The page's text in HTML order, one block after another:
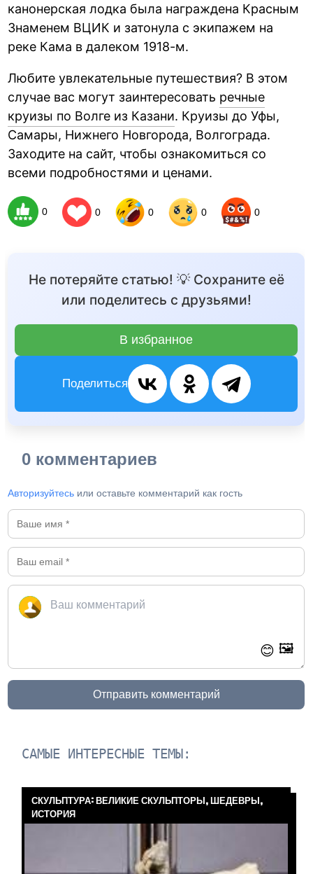
канонерская лодка была награждена Красным
Знаменем ВЦИК и затонула с экипажем на
реке Кама в далеком 1918-м.
Любите увлекательные путешествия? В этом
случае вас могут заинтересовать речные
круизы по Волге из Казани. Круизы до Уфы,
Самары, Нижнего Новгорода, Волгограда.
Заходите на сайт, чтобы ознакомиться со
всеми подробностями и ценами.
0 0 0 0 0
Не потеряйте статью! 💡 Сохраните её
или поделитесь с друзьями!
В избранное
Поделиться
0 комментариев
Авторизуйтесь или оставьте комментарий как гость
😊 🖼️
Отправить комментарий
САМЫЕ ИНТЕРЕСНЫЕ ТЕМЫ:
СКУЛЬПТУРА: ВЕЛИКИЕ СКУЛЬПТОРЫ, ШЕДЕВРЫ,
ИСТОРИЯ